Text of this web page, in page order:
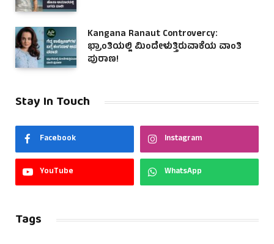
Kangana Ranaut Controvercy:
ಭ್ರಾಂತಿಯಲ್ಲಿ ಮಿಂದೇಳುತ್ತಿರುವಾಕೆಯ ವಾಂತಿ
ಪುರಾಣ!
Stay In Touch
Facebook Instagram
YouTube WhatsApp
Tags